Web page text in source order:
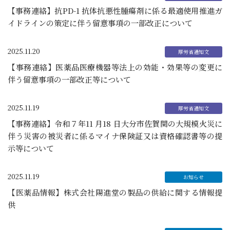
【事務連絡】抗PD-1 抗体抗悪性腫瘍剤に係る最適使用推進ガ
イドラインの策定に伴う留意事項の一部改正について
2025.11.20
【事務連絡】医薬品医療機器等法上の効能・効果等の変更に
伴う留意事項の一部改正等について
2025.11.19
【事務連絡】令和７年11 月18 日大分市佐賀関の大規模火災に
伴う災害の被災者に係るマイナ保険証又は資格確認書等の提
示等について
2025.11.19
【医薬品情報】株式会社陽進堂の製品の供給に関する情報提
供